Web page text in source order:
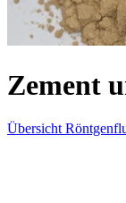
Zement
Übersicht